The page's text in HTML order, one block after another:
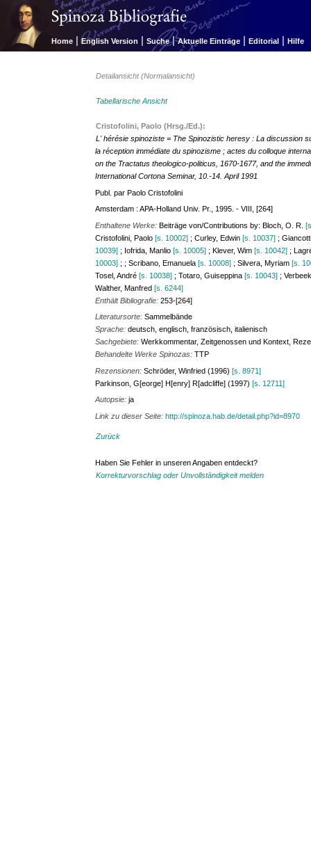
Home | English Version | Suche | Aktuelle Einträge | Editorial | Hilfe
Detailansicht (Normalansicht)
Tabellarische Ansicht
Cristofolini, Paolo (Hrsg./Ed.):
L' hérésie spinoziste = The Spinozistic heresy : La discussion
la réception immédiate du spinozisme ; actes du colloque
on the Tractatus theologico-politicus, 1670-1677, and the
International Cortona Seminar, 10.-14. April 1991
Publ. par Paolo Cristofolini
Amsterdam : APA-Holland Univ. Pr., 1995. - VIII, [264]
Enthaltene Werke:Beiträge von/Contributions by: Bloch, O. R.
Cristofolini, Paolo[s. 10002] ; Curley, Edwin[s. 10037] ;
10039] ; Iofrida, Manlio[s. 10005] ; Klever, Wim[s. 10042] ;
10003] ; ; Scribano, Emanuela[s. 10008] ; Silvera, Myriam[s.
Tosel, André[s. 10038] ; Totaro, Guiseppina[s. 10043] ;
Walther, Manfred[s. 6244]
Enthält Bibliografie:253-[264]
Literatursorte:Sammelbände
Sprache:deutsch, englisch, französisch, italienisch
Sachgebiete:Werkkommentar, Zeitgenossen und Kontext,
Behandelte Werke Spinozas:TTP
Rezensionen:Schröder, Winfried (1996)[s. 8971]
Parkinson, G[eorge] H[enry] R[adcliffe] (1997)[s. 12711]
Autopsie:ja
Link zu dieser Seite:http://spinoza.hab.de/detail.php?id=8970
Zurück
Haben Sie Fehler in unseren Angaben entdeckt?
Korrekturvorschlag oder Unvollständigkeit melden